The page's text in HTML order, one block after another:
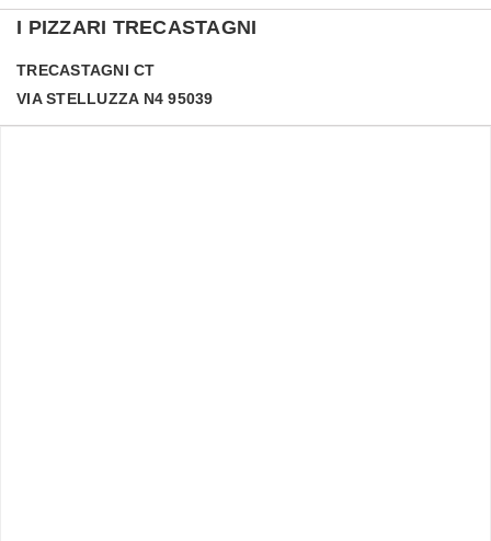
I PIZZARI TRECASTAGNI
TRECASTAGNI CT
VIA STELLUZZA N4 95039